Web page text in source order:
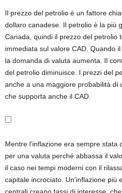
Il prezzo del petrolio è un fattore
dollaro canadese. Il petrolio è la più
Canada, quindi il prezzo del petrolio
immediata sul valore CAD. Quando
la domanda di valuta aumenta. Il
del petrolio diminuisce. I prezzi del
anche a una maggiore probabilità di
che supporta anche il CAD.
Mentre l’inflazione era sempre
per una valuta perché abbassa il
il caso nei tempi moderni con il
capitale incrociato. Un’inflazione più